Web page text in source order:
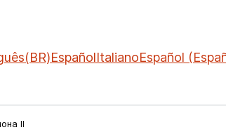
EspañolItalianoEspañol
II